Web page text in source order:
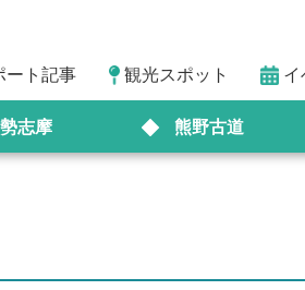
ート記事 観光スポット イ
志摩 熊野古道